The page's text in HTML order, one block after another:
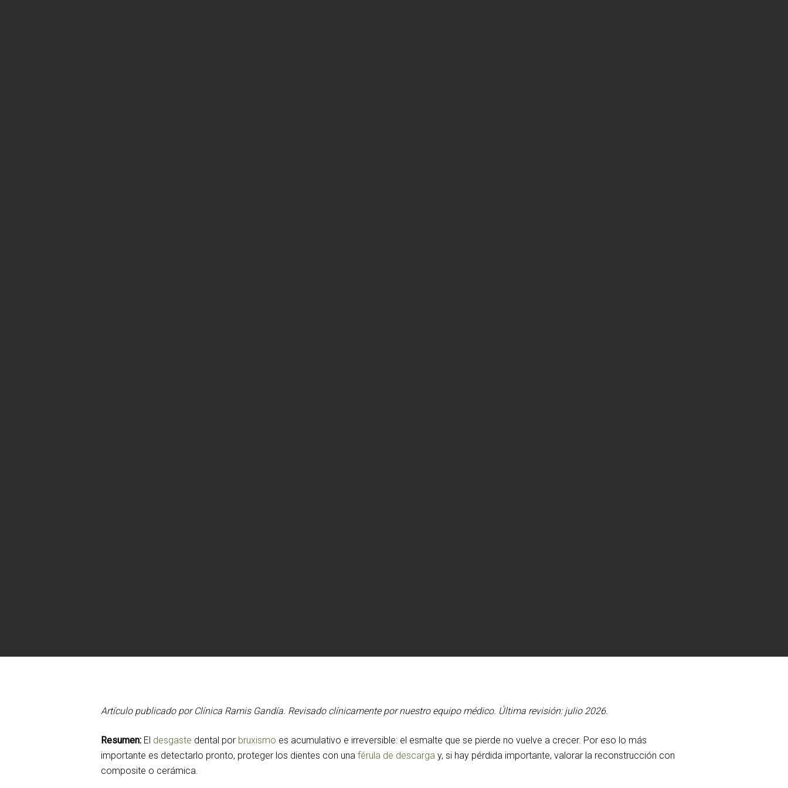
Artículo publicado por Clínica Ramis Gandía. Revisado clínicamente por nuestro equipo médico. Última revisión: julio 2026.
Resumen: El desgaste dental por bruxismo es acumulativo e irreversible: el esmalte que se pierde no vuelve a crecer. Por eso lo más
importante es detectarlo pronto, proteger los dientes con unaférula de descarga y, si hay pérdida importante, valorar la reconstrucción con
composite o cerámica.